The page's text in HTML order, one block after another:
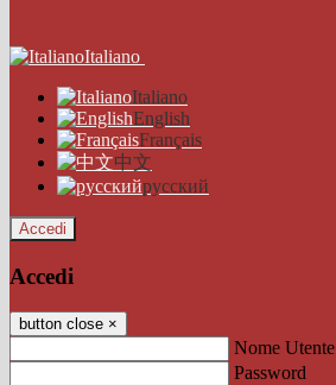
Italiano
Italiano
English
Français
中文
русский
Accedi
Accedi
button close ×
Nome Utente
Password